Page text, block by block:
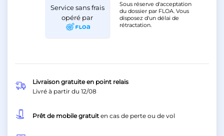
Service sans frais
opéré par
Sous réserve d'acceptation
du dossier par FLOA. Vous
disposez d'un délai de
rétractation.
Livraison gratuite en point relais
Livré à partir du 12/08
Prêt de mobile gratuit en cas de perte ou de vol